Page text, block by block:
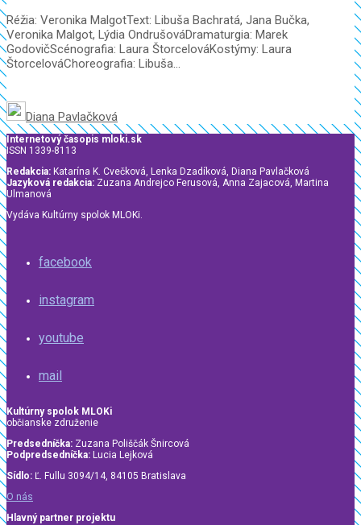
Réžia: Veronika MalgotText: Libuša Bachratá, Jana Bučka,
Veronika Malgot, Lýdia OndrušováDramaturgia: Marek
GodovičScénografia: Laura ŠtorcelováKostýmy: Laura
ŠtorcelováChoreografia: Libuša...
Diana Pavlačková
Internetový časopis mloki.sk
ISSN 1339-8113
Redakcia: Katarína K. Cvečková, Lenka Dzadíková, Diana Pavlačková
Jazyková redakcia: Zuzana Andrejco Ferusová, Anna Zajacová, Martina
Ulmanová
Vydáva Kultúrny spolok MLOKi.
facebook
instagram
youtube
mail
Kultúrny spolok MLOKi
občianske združenie
Predsedníčka: Zuzana Poliščák Šnircová
Podpredsedníčka: Lucia Lejková
Sídlo: Ľ. Fullu 3094/14, 84105 Bratislava
O nás
Hlavný partner projektu